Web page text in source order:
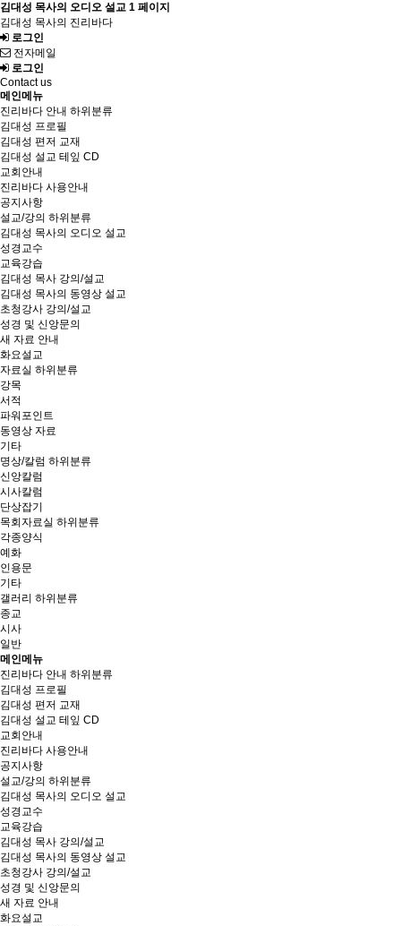
김대성 목사의 오디오 설교 1 페이지
김대성 목사의 진리바다
로그인
전자메일
로그인
Contact us
메인메뉴
진리바다 안내 하위분류
김대성 프로필
김대성 편저 교재
김대성 설교 테잎 CD
교회안내
진리바다 사용안내
공지사항
설교/강의 하위분류
김대성 목사의 오디오 설교
성경교수
교육강습
김대성 목사 강의/설교
김대성 목사의 동영상 설교
초청강사 강의/설교
성경 및 신앙문의
새 자료 안내
화요설교
자료실 하위분류
강목
서적
파워포인트
동영상 자료
기타
명상/칼럼 하위분류
신앙칼럼
시사칼럼
단상잡기
목회자료실 하위분류
각종양식
예화
인용문
기타
갤러리 하위분류
종교
시사
일반
메인메뉴
진리바다 안내 하위분류
김대성 프로필
김대성 편저 교재
김대성 설교 테잎 CD
교회안내
진리바다 사용안내
공지사항
설교/강의 하위분류
김대성 목사의 오디오 설교
성경교수
교육강습
김대성 목사 강의/설교
김대성 목사의 동영상 설교
초청강사 강의/설교
성경 및 신앙문의
새 자료 안내
화요설교